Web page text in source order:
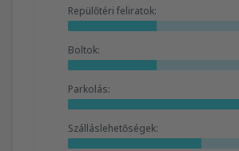
Repülőtéri feliratok:
Boltok:
Parkolás:
Szálláslehetőségek: